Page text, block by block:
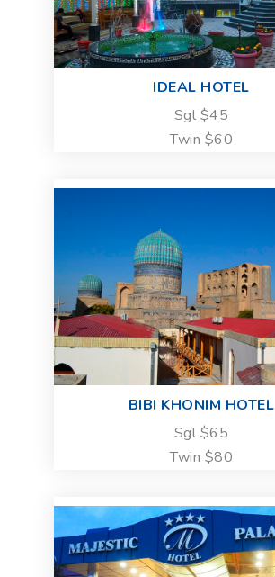
IDEAL HOTEL
Sgl $45
Twin $60
BIBI KHONIM HOTEL
Sgl $65
Twin $80